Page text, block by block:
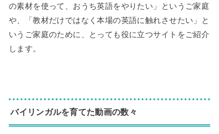
の素材を使って、おうち英語をやりたい」というご家庭
や、「教材だけではなく本場の英語に触れさせたい」と
いうご家庭のために、とっても役に立つサイトをご紹介
します。
バイリンガルを育てた動画の数々